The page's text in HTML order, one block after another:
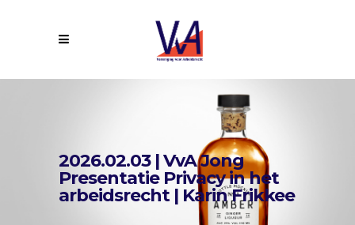
2026.02.03 | VvA Jong
Presentatie Privacy in het
arbeidsrecht | Karin Frikkee